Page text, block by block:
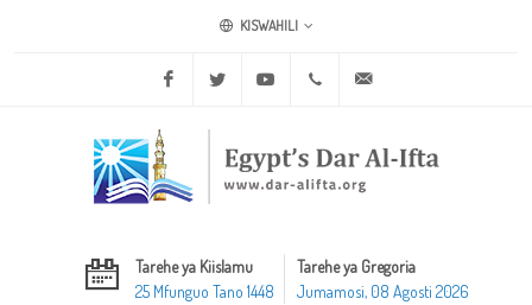
KISWAHILI
Facebook Twitter Youtube +20 2 25970400
Tarehe ya Kiislamu
25 Mfunguo Tano 1448
Tarehe ya Gregoria
Jumamosi, 08 Agosti 2026